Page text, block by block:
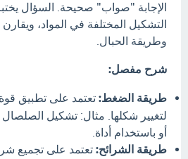
الإجابة "صواب" صحيحة. السؤال
التشكيل المختلفة في المواد،
وطريقة الحبال.
شرح مفصل:
طريقة الضغط: تعتمد على تطبيق
لتغيير شكلها. مثال: تشكيل الصلصال
أو باستخدام أداة.
طريقة الشرائح: تعتمد على تجميع